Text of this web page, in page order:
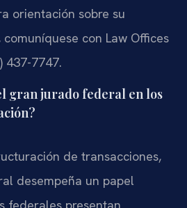
orientación sobre su
con Law Offices
437-7747.
gran jurado federal en los
de transacciones,
desempeña un papel
federales presentan